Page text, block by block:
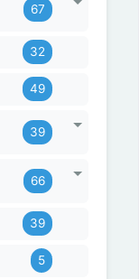
67
32
49
39
66
39
5